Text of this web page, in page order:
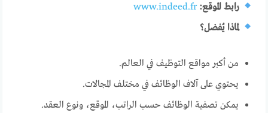
رابط الموقع: www.indeed.fr
لماذا يُفضل؟
من أكبر مواقع التوظيف في العالم.
يحتوي على آلاف الوظائف في مختلف المجالات.
يمكن تصفية الوظائف حسب الراتب، الموقع، ونوع العقد.